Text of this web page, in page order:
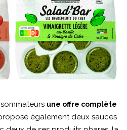
une offre complète
également deux sauces